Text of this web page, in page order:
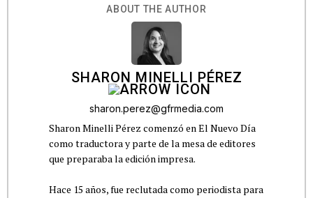
ABOUT THE AUTHOR
SHARON MINELLI PÉREZ
sharon.perez@gfrmedia.com
Sharon Minelli Pérez comenzó en El Nuevo Día
como traductora y parte de la mesa de editores
que preparaba la edición impresa.
Hace 15 años, fue reclutada como periodista para